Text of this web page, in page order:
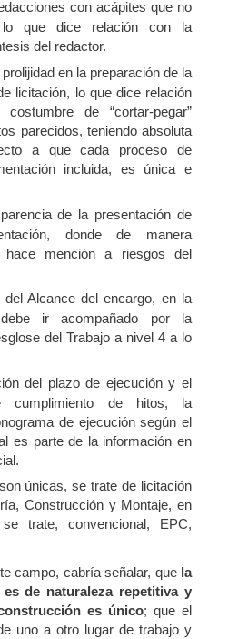
con acápites que no
lo que dice relación con la
del redactor.
en la preparación de la
licitación, lo que dice relación
de “cortar-pegar”
parecidos, teniendo absoluta
a que cada proceso de
incluida, es única e
de la presentación de
donde de manera
mención a riesgos del
del Alcance del encargo, en la
ir acompañado por la
del Trabajo a nivel 4 a lo
del plazo de ejecución y el
cumplimiento de hitos, la
de ejecución según el
es parte de la información en
únicas, se trate de licitación
Construcción y Montaje, en
trate, convencional, EPC,
campo, cabría señalar, que la
de naturaleza repetitiva y
es único; que el
uno a otro lugar de trabajo y